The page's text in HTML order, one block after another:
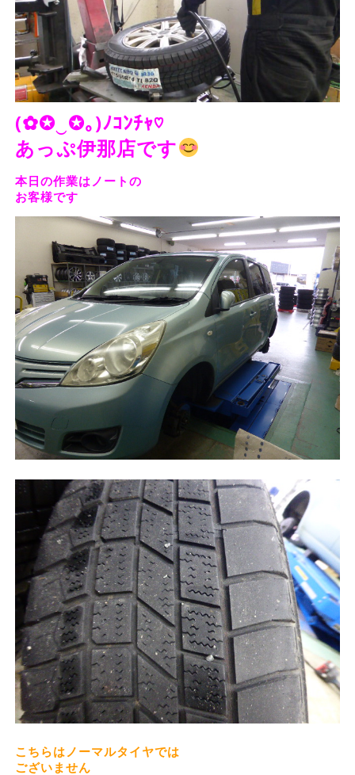
(✿✪‿✪｡)ﾉｺﾝﾁｬ♡
あっぷ伊那店です
本日の作業はノートの
お客様です
こちらはノーマルタイヤでは
ございません